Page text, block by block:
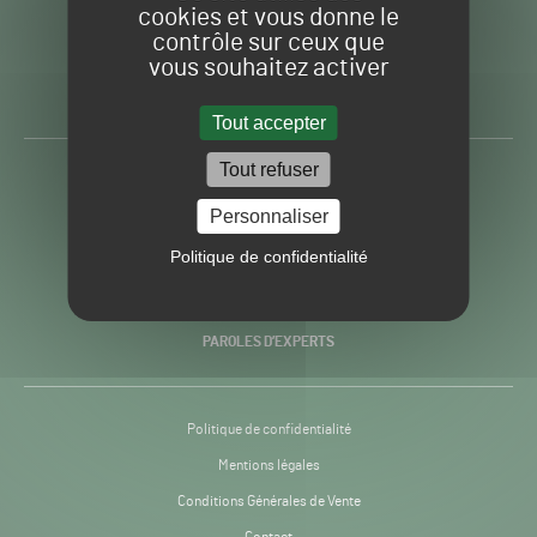
cookies et vous donne le
contrôle sur ceux que
vous souhaitez activer
Tout accepter
Tout refuser
Personnaliser
Politique de confidentialité
Gazon
Sport
H24
-
Toute l’info autour du
PRATIQUES
PAROLES D’EXPERTS
Politique de confidentialité
Mentions légales
Conditions Générales de Vente